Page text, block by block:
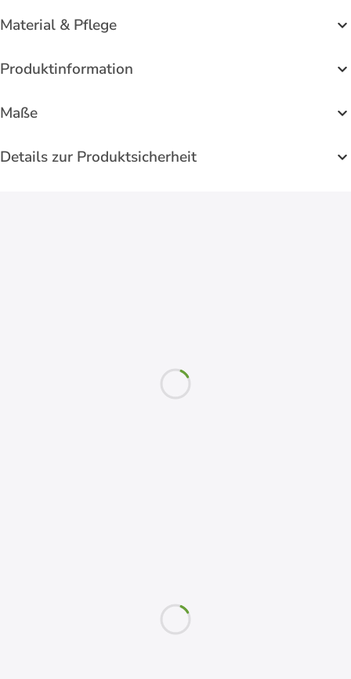
Material & Pflege
Produktinformation
Maße
Details zur Produktsicherheit